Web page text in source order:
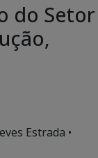
do Setor
Estrada •